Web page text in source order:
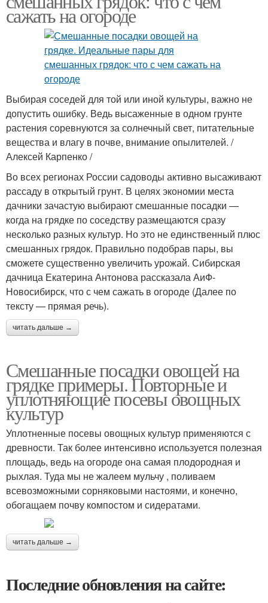
сажать на огороде
Выбирая соседей для той или иной культуры, важно не
допустить ошибку. Ведь высаженные в одном грунте
растения соревнуются за солнечный свет, питательные
вещества и влагу в почве, внимание опылителей. /
Алексей Карпенко /
Во всех регионах России садоводы активно высаживают
рассаду в открытый грунт. В целях экономии места
дачники зачастую выбирают смешанные посадки —
когда на грядке по соседству размещаются сразу
несколько разных культур. Но это не единственный плюс
смешанных грядок. Правильно подобрав пары, вы
сможете существенно увеличить урожай. Сибирская
дачница Екатерина Антонова рассказала АиФ-
Новосибирск, что с чем сажать в огороде (Далее по
тексту — прямая речь).
читать дальше →
Смешанные посадки овощей на
грядке примеры. Повторные и
уплотняющие посевы овощных
культур
Уплотненные посевы овощных культур применяются с
древности. Так более интенсивно используется полезная
площадь, ведь на огороде она самая плодородная и
рыхлая. Туда мы не жалеем мульчу , поливаем
всевозможными сорняковыми настоями, и конечно,
обогащаем почву компостом и сидератами.
читать дальше →
Последние обновления на сайте: